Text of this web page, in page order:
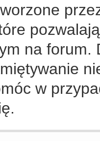
na forum.
w